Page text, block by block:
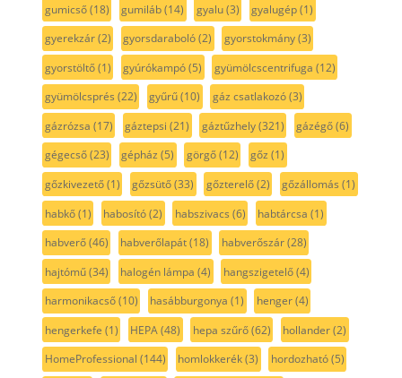
gumicső(18) gumiláb(14) gyalu(3) gyalugép(1)
gyerekzár(2) gyorsdaraboló(2) gyorstokmány(3)
gyorstöltő(1) gyúrókampó(5) gyümölcscentrifuga (12)
gyümölcsprés (22) gyűrű(10) gáz csatlakozó(3)
gázrózsa (17) gáztepsi (21) gáztűzhely(321) gázégő(6)
gégecső(23) gépház (5) görgő(12) gőz (1)
gőzkivezető(1) gőzsütő(33) gőzterelő(2) gőzállomás (1)
habkő(1) habosító(2) habszivacs (6) habtárcsa (1)
habverő(46) habverőlapát(18) habverőszár(28)
hajtómű(34) halogén lámpa (4) hangszigetelő(4)
harmonikacső(10) hasábburgonya (1) henger(4)
hengerkefe (1) HEPA(48) hepa szűrő(62) hollander(2)
HomeProfessional (144) homlokkerék(3) hordozható(5)